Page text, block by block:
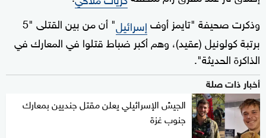
وذكرت صحيفة "تايمز أوفإسرائيل
" أن من بين القتلى "5
برتبة كولونيل (عقيد)، وهم أكبر ضباط قتلوا في المعارك في
الذاكرة الحديثة".
أخبار ذات صلة
الجيش الإسرائيلي يعلن مقتل جنديين بمعارك
جنوب غزة